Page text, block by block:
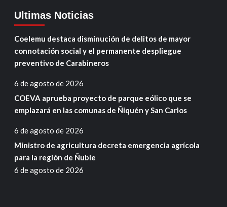
Ultimas Noticias
Coelemu destaca disminución de delitos de mayor
connotación social y el permanente despliegue
preventivo de Carabineros
6 de agosto de 2026
COEVA aprueba proyecto de parque eólico que se
emplazará en las comunas de Ñiquén y San Carlos
6 de agosto de 2026
Ministro de agricultura decreta emergencia agrícola
para la región de Ñuble
6 de agosto de 2026